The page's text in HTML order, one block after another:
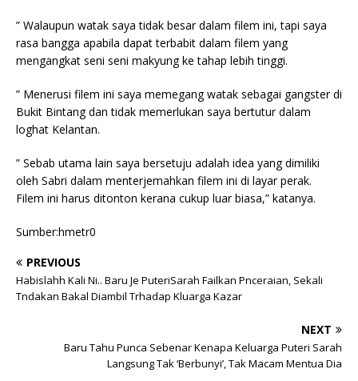
” Walaupun watak saya tidak besar dalam filem ini, tapi saya
rasa bangga apabila dapat terbabit dalam filem yang
mengangkat seni seni makyung ke tahap lebih tinggi.
” Menerusi filem ini saya memegang watak sebagai gangster di
Bukit Bintang dan tidak memerlukan saya bertutur dalam
loghat Kelantan.
” Sebab utama lain saya bersetuju adalah idea yang dimiliki
oleh Sabri dalam menterjemahkan filem ini di layar perak.
Filem ini harus ditonton kerana cukup luar biasa,” katanya.
Sumber:hmetr0
PREVIOUS
Habislahh Kali Ni.. Baru Je PuteriSarah Failkan Pnceraian, Sekali
Tndakan Bakal Diambil Trhadap Kluarga Kazar
NEXT
Baru Tahu Punca Sebenar Kenapa Keluarga Puteri Sarah
Langsung Tak ‘Berbunyi’, Tak Macam Mentua Dia